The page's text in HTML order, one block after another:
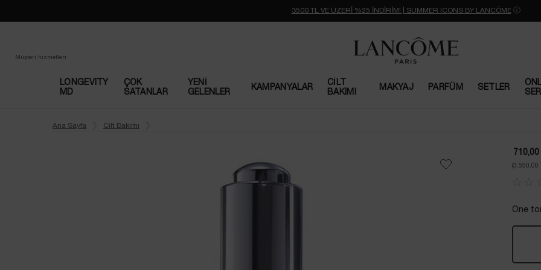
3500 TL VE ÜZERİ %25 İNDİRİM! | SUMMER ICONS BY LANCÔME ⓘ
Müşteri hizmetleri
LONGEVITY
MD
ÇOK
SATANLAR​
YENI
GELENLER
KAMPANYALAR
CILT
BAKIMI
MAKYAJ PARFÜM SETLER
Ana Sayfa
Cilt Bakımı
One